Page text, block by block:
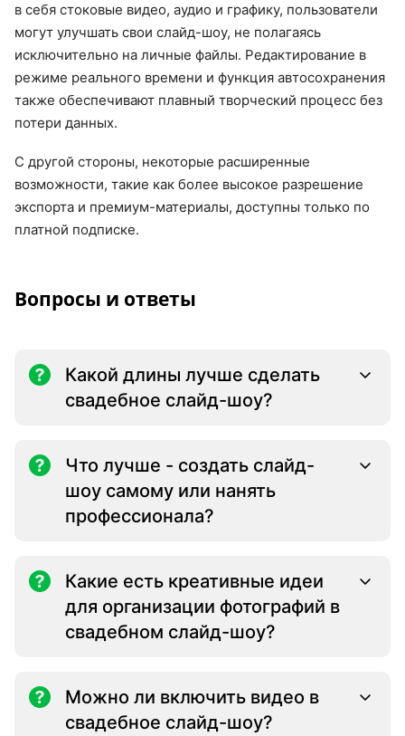
в себя стоковые видео, аудио и графику, пользователи
могут улучшать свои слайд-шоу, не полагаясь
исключительно на личные файлы. Редактирование в
режиме реального времени и функция автосохранения
также обеспечивают плавный творческий процесс без
потери данных.
С другой стороны, некоторые расширенные
возможности, такие как более высокое разрешение
экспорта и премиум-материалы, доступны только по
платной подписке.
Вопросы и ответы
Какой длины лучше сделать
свадебное слайд-шоу?
Что лучше - создать слайд-
шоу самому или нанять
профессионала?
Какие есть креативные идеи
для организации фотографий в
свадебном слайд-шоу?
Можно ли включить видео в
свадебное слайд-шоу?